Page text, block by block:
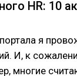
HR: 10
я
И, к
многие